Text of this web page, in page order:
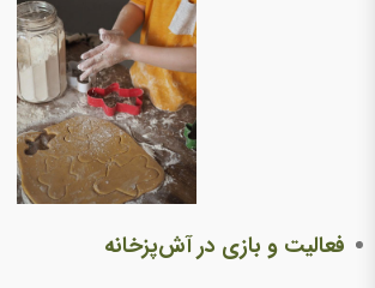
فعالیت و بازی در آش‌پزخانه